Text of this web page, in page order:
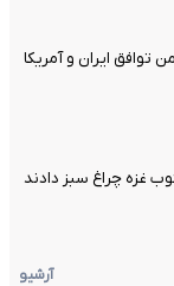
ایران و آمریکا
غزه چراغ سبز دادند
آرشیو